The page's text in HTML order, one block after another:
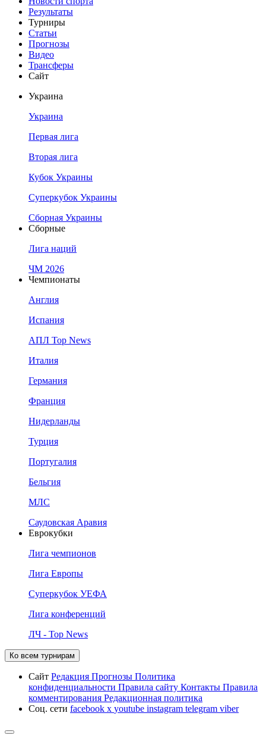
Результаты
Турниры
Статьи
Прогнозы
Видео
Трансферы
Сайт
Украина
Украина
Первая лига
Вторая лига
Кубок Украины
Суперкубок Украины
Сборная Украины
Сборные
Лига наций
ЧМ 2026
Чемпионаты
Англия
Испания
АПЛ Top News
Италия
Германия
Франция
Нидерланды
Турция
Португалия
Бельгия
МЛС
Саудовская Аравия
Еврокубки
Лига чемпионов
Лига Европы
Суперкубок УЕФА
Лига конференций
ЛЧ - Top News
Ко всем турнирам
Сайт Редакция Прогнозы Политика
конфиденциальности Правила сайту Контакты Правила
комментирования Редакционная политика
Соц. сети facebook x youtube instagram telegram viber